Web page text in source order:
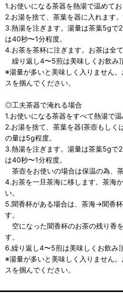
1.お使いになる茶器を熱湯で温めてお
2.お湯を捨て、茶葉を器に入れます
3.熱湯を注ぎます。湯量は茶葉5gで
は40秒〜1分程度。
4.お茶を茶杯に注ぎます。お茶は全
繰り返し4〜5煎は美味しくお飲み
※湯量が多いと美味しく入りません
スを掴んでください。
◎工夫茶器で淹れる場合
1.お使いになる茶器をすべて熱湯で温
2.お湯を捨て、茶葉を器(茶壺もしく
の量は5g程度。
3.熱湯を注ぎます。湯量は茶葉5gで
は40秒〜1分程度。
茶壺をお使いの場合は保温の為、
4.お茶を一旦茶海に移します。茶海
い。
5.聞香杯がある場合は、茶海→聞香
す。
空になった聞香杯のお茶の残り香
す。
6.繰り返し4〜5煎は美味しくお飲み
※湯量が多いと美味しく入りません
スを掴んでください。